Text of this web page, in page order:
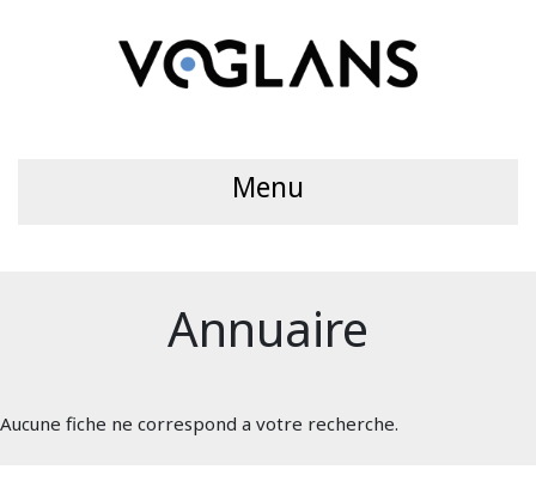
Menu
Annuaire
Aucune fiche ne correspond a votre recherche.